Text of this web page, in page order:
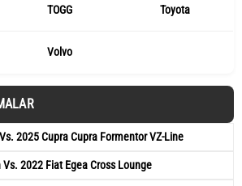
TOGG Toyota
Volvo
2025 Cupra Cupra Formentor VZ-Line
2022 Fiat Egea Cross Lounge